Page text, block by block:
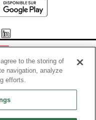
aux mineurs de
au moment de la vente
to the storing of
navigation, analyze
efforts.